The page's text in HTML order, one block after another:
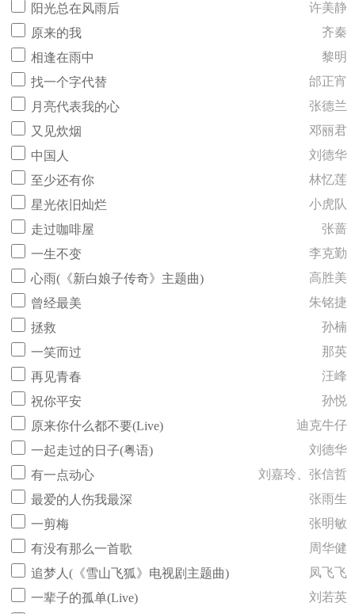
阳光总在风雨后
许美静
原来的我
齐秦
相逢在雨中
黎明
找一个字代替
邰正宵
月亮代表我的心
张德兰
又见炊烟
邓丽君
中国人
刘德华
至少还有你
林忆莲
星光依旧灿烂
小虎队
走过咖啡屋
张蔷
一生不变
李克勤
心雨(《新白娘子传奇》主题曲)
高胜美
曾经最美
朱铭捷
拯救
孙楠
一笑而过
那英
再见青春
汪峰
祝你平安
孙悦
原来你什么都不要(Live)
迪克牛仔
一起走过的日子(粤语)
刘德华
有一点动心
刘嘉玲、张信哲
最爱的人伤我最深
张雨生
一剪梅
张明敏
有没有那么一首歌
周华健
追梦人(《雪山飞狐》电视剧主题曲)
凤飞飞
一辈子的孤单(Live)
刘若英